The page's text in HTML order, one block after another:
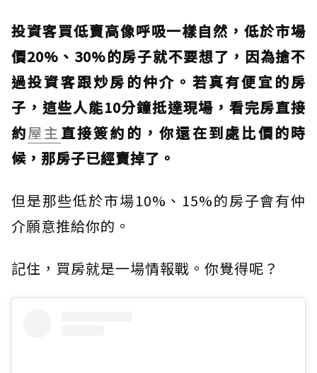
投資客買低賣高像呼吸一樣自然，低於市場
價20%、30%的房子就不要想了，因為搶不
過投資客跟炒房的仲介。若真有便宜的房
子，這些人能10分鐘抵達現場，看完房直接
約屋主直接簽約的，你還在到處比價的時
候，那房子已經賣掉了。
但是那些低於市場10%、15%的房子會有仲
介願意推給你的。
記住，買房就是一場情報戰。你覺得呢？